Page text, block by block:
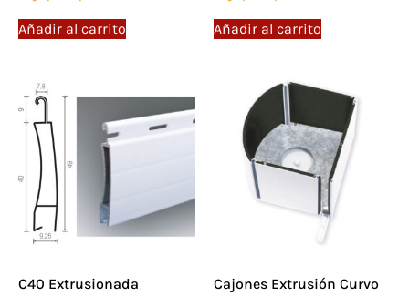
Añadir al carrito Añadir al carrito
C40 Extrusionada Cajones Extrusión Curvo